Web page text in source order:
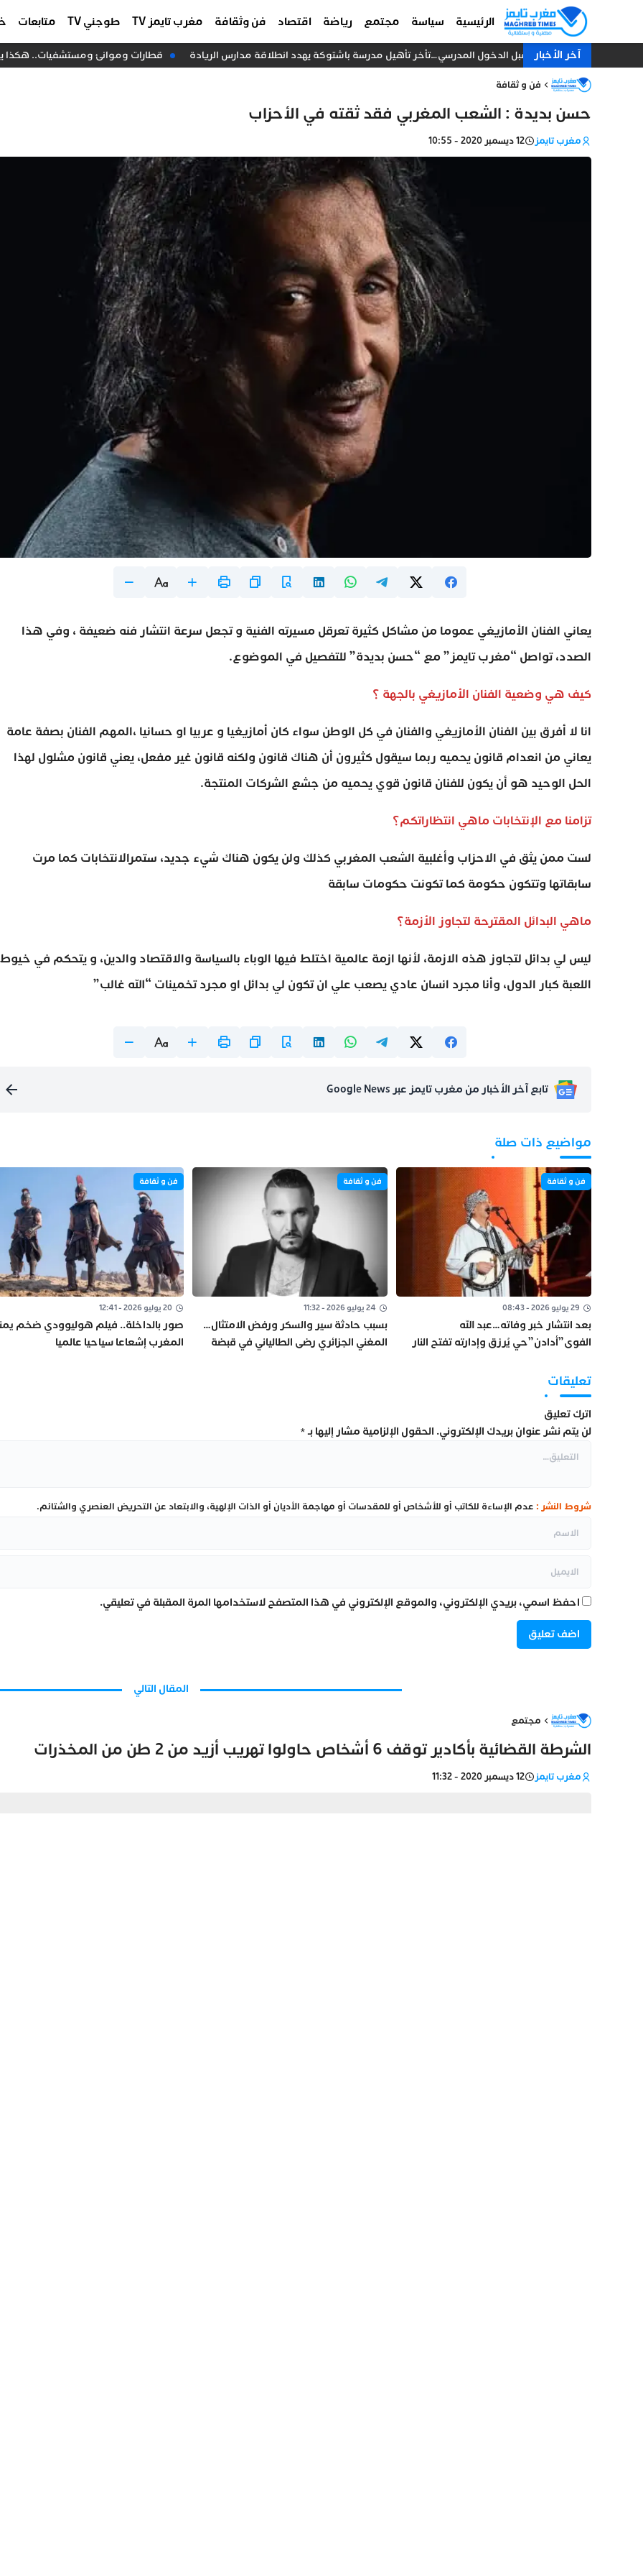
الرئيسية سياسة مجتمع رياضة اقتصاد فن وثقافة مغرب تايمز TV طوجني TV متابعات
آخر الأخبار قبل الدخول المدرسي…تأخر تأهيل مدرسة باشتوكة يهدد انطلاقة مدارس الريادة قطارات وموانئ ومستشفيات.. هكذا يرسم قانون المالية
فن و ثقافة
حسن بديدة : الشعب المغربي فقد ثقته في الأحزاب
مغرب تايمز 12 ديسمبر 2020 - 10:55
يعاني الفنان الأمازيغي عموما من مشاكل كثيرة تعرقل مسيرته الفنية و تجعل سرعة انتشار فنه ضعيفة ، وفي هذا
الصدد، تواصل “مغرب تايمز” مع “حسن بديدة” للتفصيل في الموضوع.
كيف هي وضعية الفنان الأمازيغي بالجهة ؟
انا لا أفرق بين الفنان الأمازيغي والفنان في كل الوطن سواء كان أمازيغيا و عربيا او حسانيا ،المهم الفنان بصفة عامة
يعاني من انعدام قانون يحميه ربما سيقول كثيرون أن هناك قانون ولكنه قانون غير مفعل، يعني قانون مشلول لهذا
الحل الوحيد هو أن يكون للفنان قانون قوي يحميه من جشع الشركات المنتجة.
تزامنا مع الإنتخابات ماهي انتظاراتكم؟
لست ممن يثق في الاحزاب وأغلبية الشعب المغربي كذلك ولن يكون هناك شيء جديد، ستمرالانتخابات كما مرت
سابقاتها وتتكون حكومة كما تكونت حكومات سابقة
ماهي البدائل المقترحة لتجاوز الأزمة؟
ليس لي بدائل لتجاوز هذه الازمة، لأنها ازمة عالمية اختلط فيها الوباء بالسياسة والاقتصاد والدين، و يتحكم في خيوط
اللعبة كبار الدول، وأنا مجرد انسان عادي يصعب علي ان تكون لي بدائل او مجرد تخمينات “الله غالب”
تابع آخر الأخبار من مغرب تايمز عبر Google News
مواضيع ذات صلة
فن و ثقافة
29 يوليو 2026 - 08:43
بعد انتشار خبر وفاته…عبد الله
الفوى”أدادن”حي يُرزق وإدارته تفتح النار
فن و ثقافة
24 يوليو 2026 - 11:32
بسبب حادثة سير والسكر ورفض الامتثال…
المغني الجزائري رضى الطالياني في قبضة
فن و ثقافة
20 يوليو 2026 - 12:41
صور بالداخلة.. فيلم هوليوودي ضخم
المغرب إشعاعا سياحيا عالميا
تعليقات
اترك تعليق
لن يتم نشر عنوان بريدك الإلكتروني. الحقول الإلزامية مشار إليها بـ*
شروط النشر : عدم الإساءة للكاتب أو للأشخاص أو للمقدسات أو مهاجمة الأديان أو الذات الإلهية، والابتعاد عن التحريض العنصري والشتائم.
احفظ اسمي، بريدي الإلكتروني، والموقع الإلكتروني في هذا المتصفح لاستخدامها المرة المقبلة في تعليقي.
المقال التالي
مجتمع
الشرطة القضائية بأكادير توقف 6 أشخاص حاولوا تهريب أزيد من 2 طن من المخذرات
مغرب تايمز 12 ديسمبر 2020 - 11:32